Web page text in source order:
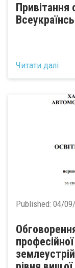
Привітання
Читати далі
Published: 04/